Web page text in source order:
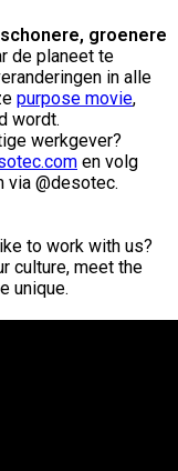
schonere, groenere
de planeet te
in alle
purpose movie,
wordt.
werkgever?
en volg
via @desotec.
to work with us?
culture, meet the
unique.